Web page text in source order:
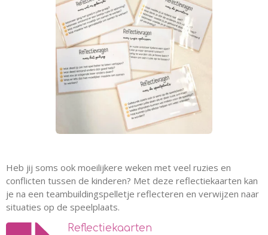
Heb jij soms ook moeilijkere weken met veel ruzies en
conflicten tussen de kinderen? Met deze reflectiekaarten kan
je na een teambuildingspelletje reflecteren en verwijzen naar
situaties op de speelplaats.
Reflectiekaarten